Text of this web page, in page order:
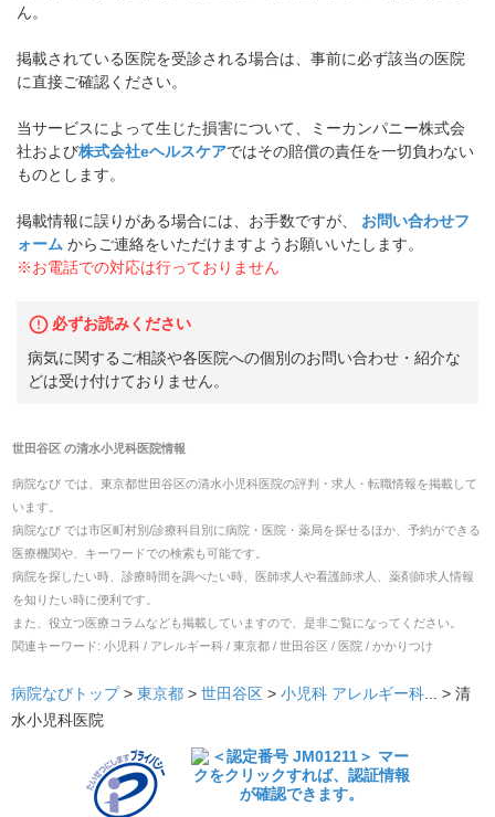
ん。
掲載されている医院を受診される場合は、事前に必ず該当の医院
に直接ご確認ください。
当サービスによって生じた損害について、ミーカンパニー株式会
社および株式会社eヘルスケアではその賠償の責任を一切負わない
ものとします。
掲載情報に誤りがある場合には、お手数ですが、
お問い合わせフ
ォーム からご連絡をいただけますようお願いいたします。
※お電話での対応は行っておりません
必ずお読みください
病気に関するご相談や各医院への個別のお問い合わせ・紹介な
どは受け付けておりません。
世田谷区 の清水小児科医院情報
病院なび では、 東京都世田谷区の清水小児科医院の評判・求人・転職情報を掲載して
います。
病院なび では市区町村別/診療科目別に病院・医院・薬局を探せるほか、予約ができる
医療機関や、キーワードでの検索も可能です。
病院を探したい時、診療時間を調べたい時、医師求人や看護師求人、薬剤師求人情報
を知りたい時に便利です。
また、役立つ医療コラムなども掲載していますので、是非ご覧になってください。
関連キーワード: 小児科 / アレルギー科 / 東京都 / 世田谷区 / 医院 / かかりつけ
病院なびトップ > 東京都 > 世田谷区 > 小児科 アレルギー科 ... > 清
水小児科医院